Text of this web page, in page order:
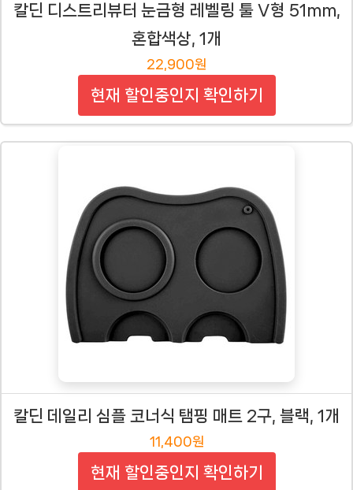
칼딘 디스트리뷰터 눈금형 레벨링 툴 V형 51mm,
혼합색상, 1개
22,900원
현재 할인중인지 확인하기
칼딘 데일리 심플 코너식 탬핑 매트 2구, 블랙, 1개
11,400원
현재 할인중인지 확인하기